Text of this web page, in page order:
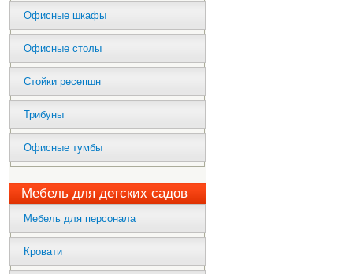
Офисные шкафы
Офисные столы
Стойки ресепшн
Трибуны
Офисные тумбы
Мебель для детских садов
Мебель для персонала
Кровати